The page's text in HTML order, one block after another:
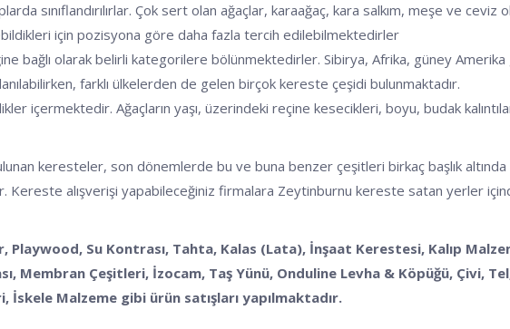
sınıflandırılırlar. Çok sert olan ağaçlar, karaağaç, kara salkım, meşe ve
için pozisyona göre daha fazla tercih edilebilmektedirler
bağlı olarak belirli kategorilere bölünmektedirler. Sibirya, Afrika, güney
farklı ülkelerden de gelen birçok kereste çeşidi bulunmaktadır.
içermektedir. Ağaçların yaşı, üzerindeki reçine kesecikleri, boyu, budak
keresteler, son dönemlerde bu ve buna benzer çeşitleri birkaç başlık altında
Kereste alışverişi yapabileceğiniz firmalara Zeytinburnu kereste satan yerler
Su Kontrası, Tahta, Kalas (Lata), İnşaat Kerestesi, Kalıp
Membran Çeşitleri, İzocam, Taş Yünü, Onduline Levha & Köpüğü, Çivi,
Malzeme gibi ürün satışları yapılmaktadır.